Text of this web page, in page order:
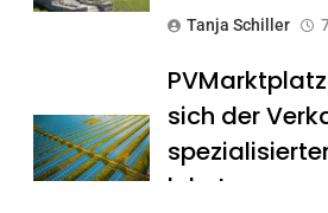
Tanja Schiller
sich der
lohnt